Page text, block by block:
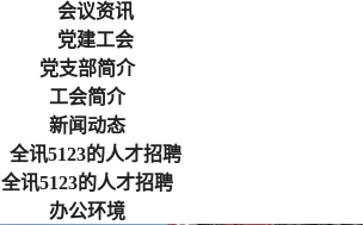
会议资讯
党建工会
党支部简介
工会简介
新闻动态
全讯5123的人才招聘
全讯5123的人才招聘
办公环境